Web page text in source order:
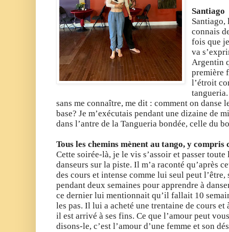
Santiago
Santiago,
connais
fois que
va
Argentin
première
l’étroit
sans me connaître, me dit : comment on danse
base? Je m’exécutais pendant une dizaine de
dans l’antre de la Tangueria bondée, celle du
Tous les chemins mènent au tango, y compris
Cette soirée-là, je le vis s’assoir et passer
danseurs sur la piste. Il m’a raconté qu’après
des cours et intense comme lui seul peut l’être,
pendant deux semaines pour apprendre à
ce dernier lui mentionnait qu’il fallait 10
les pas. Il lui a acheté une trentaine de cours et
il est arrivé à ses fins. Ce que l’amour peut
disons-le, c’est l’amour d’une femme et son